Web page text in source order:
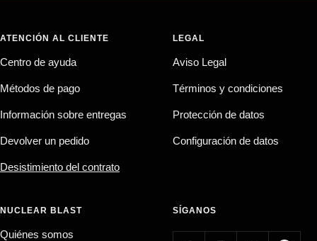
ATENCIÓN AL CLIENTE
Centro de ayuda
Métodos de pago
Información sobre entregas
Devolver un pedido
Desistimiento del contrato
LEGAL
Aviso Legal
Términos y condiciones
Protección de datos
Configuración de datos
NUCLEAR BLAST
Quiénes somos
SÍGANOS